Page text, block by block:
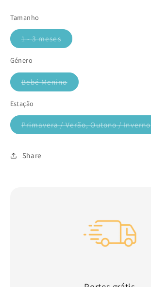
Tamanho
1 - 3 meses
Variante
Género
Bebé Menino
Variante
Estação
Primavera / Verão, Outono / Inverno
Variante
Share